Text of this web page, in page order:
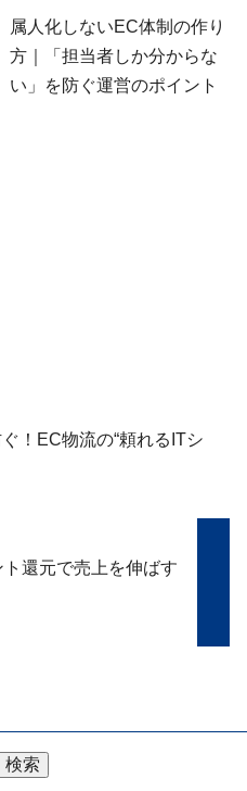
属人化しないEC体制の作り
方｜「担当者しか分からな
い」を防ぐ運営のポイント
！EC物流の“頼れるITシ
還元で売上を伸ばす
検索